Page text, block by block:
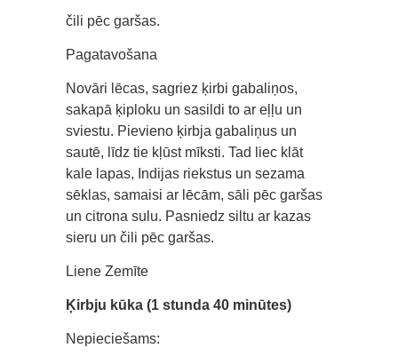
čili pēc garšas.
Pagatavošana
Novāri lēcas, sagriez ķirbi gabaliņos,
sakapā ķiploku un sasildi to ar eļļu un
sviestu. Pievieno ķirbja gabaliņus un
sautē, līdz tie kļūst mīksti. Tad liec klāt
kale lapas, Indijas riekstus un sezama
sēklas, samaisi ar lēcām, sāli pēc garšas
un citrona sulu. Pasniedz siltu ar kazas
sieru un čili pēc garšas.
Liene Zemīte
Ķirbju kūka (1 stunda 40 minūtes)
Nepieciešams: